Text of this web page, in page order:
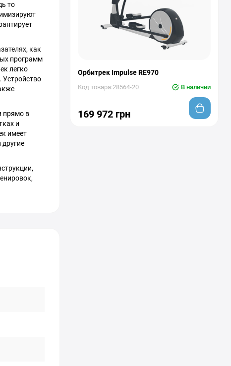
то
как
программ
легко
Устройство
прямо в
и
имеет
Орбитрек Impulse RE970
Код товара:28564-20 В наличии
169 972 грн